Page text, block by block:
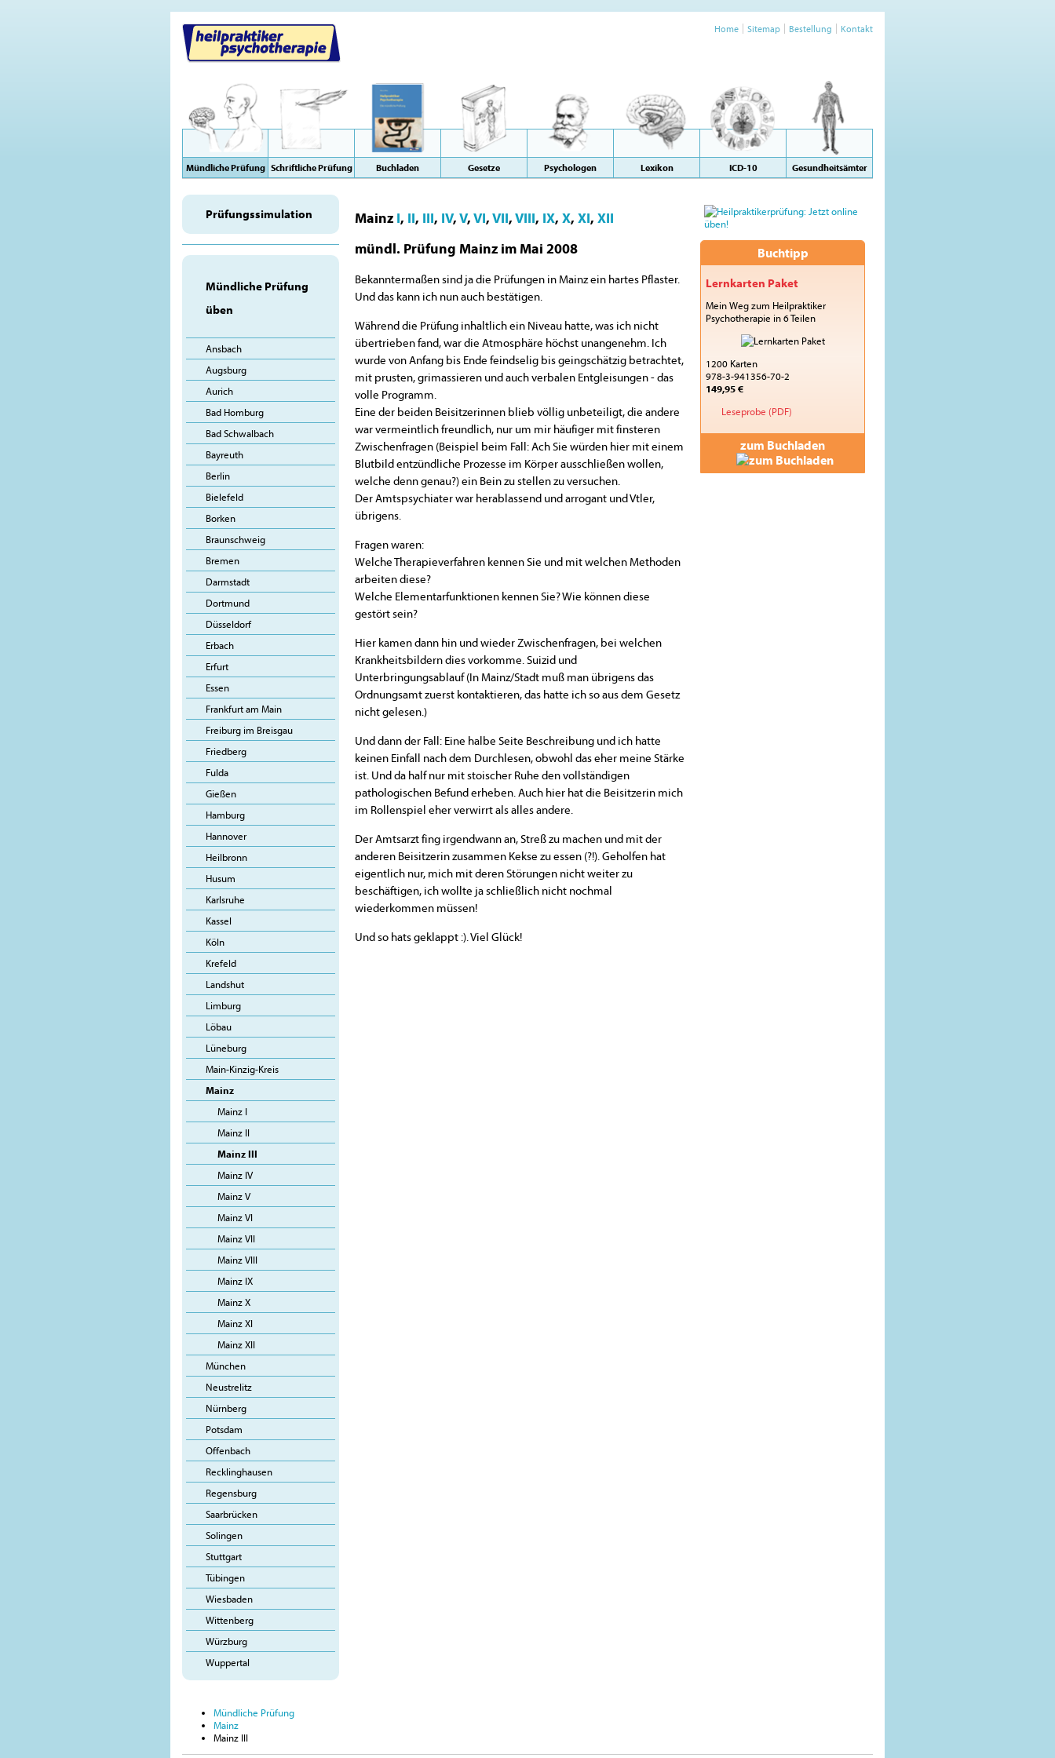
Home Sitemap Bestellung Kontakt
Mündliche Prüfung Schriftliche Prüfung Buchladen Gesetze Psychologen Lexikon ICD-10 Gesundheitsämter
Prüfungssimulation
Mündliche Prüfung
üben
Ansbach
Augsburg
Aurich
Bad Homburg
Bad Schwalbach
Bayreuth
Berlin
Bielefeld
Borken
Braunschweig
Bremen
Darmstadt
Dortmund
Düsseldorf
Erbach
Erfurt
Essen
Frankfurt am Main
Freiburg im Breisgau
Friedberg
Fulda
Gießen
Hamburg
Hannover
Heilbronn
Husum
Karlsruhe
Kassel
Köln
Krefeld
Landshut
Limburg
Löbau
Lüneburg
Main-Kinzig-Kreis
Mainz
Mainz I
Mainz II
Mainz III
Mainz IV
Mainz V
Mainz VI
Mainz VII
Mainz VIII
Mainz IX
Mainz X
Mainz XI
Mainz XII
München
Neustrelitz
Nürnberg
Potsdam
Offenbach
Recklinghausen
Regensburg
Saarbrücken
Solingen
Stuttgart
Tübingen
Wiesbaden
Wittenberg
Würzburg
Wuppertal
Mainz I, II, III, IV,V,VI,VII,VIII, IX, X, XI, XII
mündl. Prüfung Mainz im Mai 2008
Bekanntermaßen sind ja die Prüfungen in Mainz ein hartes Pflaster.
Und das kann ich nun auch bestätigen.
Während die Prüfung inhaltlich ein Niveau hatte, was ich nicht
übertrieben fand, war die Atmosphäre höchst unangenehm. Ich
wurde von Anfang bis Ende feindselig bis geingschätzig betrachtet,
mit prusten, grimassieren und auch verbalen Entgleisungen - das
volle Programm.
Eine der beiden Beisitzerinnen blieb völlig unbeteiligt, die andere
war vermeintlich freundlich, nur um mir häufiger mit finsteren
Zwischenfragen (Beispiel beim Fall: Ach Sie würden hier mit einem
Blutbild entzündliche Prozesse im Körper ausschließen wollen,
welche denn genau?) ein Bein zu stellen zu versuchen.
Der Amtspsychiater war herablassend und arrogant und Vtler,
übrigens.
Fragen waren:
Welche Therapieverfahren kennen Sie und mit welchen Methoden
arbeiten diese?
Welche Elementarfunktionen kennen Sie? Wie können diese
gestört sein?
Hier kamen dann hin und wieder Zwischenfragen, bei welchen
Krankheitsbildern dies vorkomme. Suizid und
Unterbringungsablauf (In Mainz/Stadt muß man übrigens das
Ordnungsamt zuerst kontaktieren, das hatte ich so aus dem Gesetz
nicht gelesen.)
Und dann der Fall: Eine halbe Seite Beschreibung und ich hatte
keinen Einfall nach dem Durchlesen, obwohl das eher meine Stärke
ist. Und da half nur mit stoischer Ruhe den vollständigen
pathologischen Befund erheben. Auch hier hat die Beisitzerin mich
im Rollenspiel eher verwirrt als alles andere.
Der Amtsarzt fing irgendwann an, Streß zu machen und mit der
anderen Beisitzerin zusammen Kekse zu essen (?!). Geholfen hat
eigentlich nur, mich mit deren Störungen nicht weiter zu
beschäftigen, ich wollte ja schließlich nicht nochmal
wiederkommen müssen!
Und so hats geklappt :). Viel Glück!
Buchtipp
Lernkarten Paket
Mein Weg zum Heilpraktiker
Psychotherapie in 6 Teilen
1200 Karten
978-3-941356-70-2
149,95 €
Leseprobe (PDF)
zum Buchladen
Mündliche Prüfung
Mainz
Mainz III